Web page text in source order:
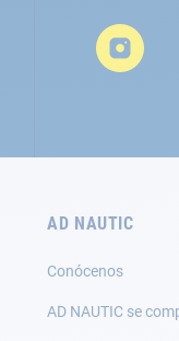
AD NAUTIC
Conócenos
AD NAUTIC se